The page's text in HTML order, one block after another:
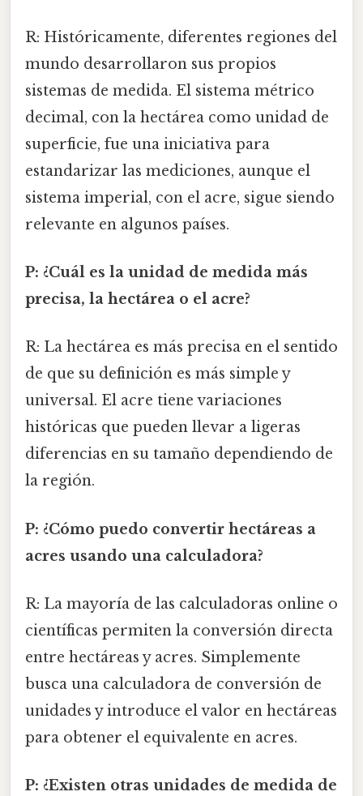
R: Históricamente, diferentes regiones del
mundo desarrollaron sus propios
sistemas de medida. El sistema métrico
decimal, con la hectárea como unidad de
superficie, fue una iniciativa para
estandarizar las mediciones, aunque el
sistema imperial, con el acre, sigue siendo
relevante en algunos países.
P: ¿Cuál es la unidad de medida más
precisa, la hectárea o el acre?
R: La hectárea es más precisa en el sentido
de que su definición es más simple y
universal. El acre tiene variaciones
históricas que pueden llevar a ligeras
diferencias en su tamaño dependiendo de
la región.
P: ¿Cómo puedo convertir hectáreas a
acres usando una calculadora?
R: La mayoría de las calculadoras online o
científicas permiten la conversión directa
entre hectáreas y acres. Simplemente
busca una calculadora de conversión de
unidades y introduce el valor en hectáreas
para obtener el equivalente en acres.
P: ¿Existen otras unidades de medida de